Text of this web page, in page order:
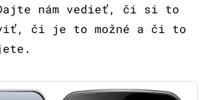
nám vedieť, či si to
či je to možné a či to